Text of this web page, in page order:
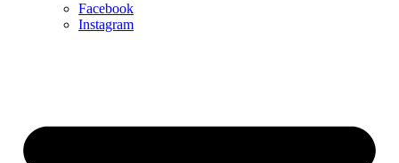
Facebook
Instagram